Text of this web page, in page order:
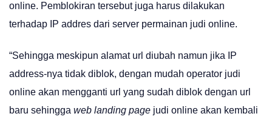
online. Pemblokiran tersebut juga harus dilakukan
terhadap IP addres dari server permainan judi online.
“Sehingga meskipun alamat url diubah namun jika IP
address-nya tidak diblok, dengan mudah operator judi
online akan mengganti url yang sudah diblok dengan url
baru sehingga web landing page judi online akan kembali